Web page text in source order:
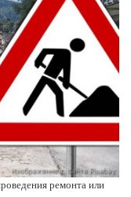
ремонта или